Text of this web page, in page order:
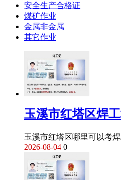
安全生产合格证
煤矿作业
金属非金属
其它作业
玉溪市红塔区焊
玉溪市红塔区哪里可以考
2026-08-04 0